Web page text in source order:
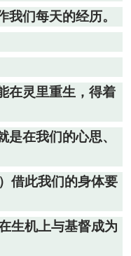
们每天的经历。
在灵里重生，得着
在我们的心思、
借此我们的身体要
生机上与基督成为